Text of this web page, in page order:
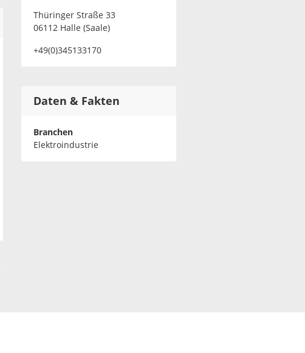
Thüringer Straße 33
06112 Halle (Saale)
+49(0)345133170
Daten & Fakten
Branchen
Elektroindustrie